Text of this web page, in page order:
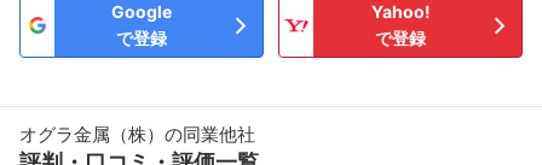
Google
で登録
Yahoo!
で登録
オグラ金属（株）の同業他社